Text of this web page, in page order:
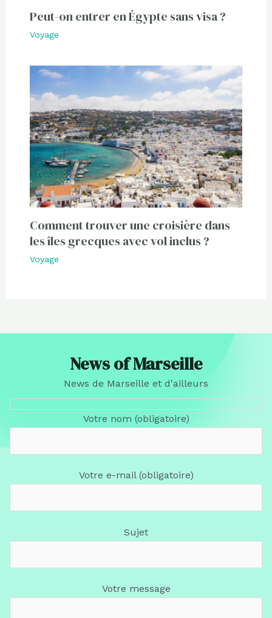
Peut-on entrer en Égypte sans visa ?
Voyage
Comment trouver une croisière dans
les îles grecques avec vol inclus ?
Voyage
News of Marseille
News de Marseille et d'ailleurs
Votre nom (obligatoire)
Votre e-mail (obligatoire)
Sujet
Votre message